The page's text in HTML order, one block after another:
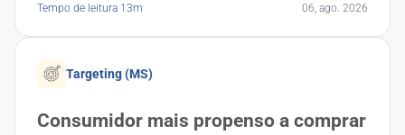
Tempo de leitura 13m 06, ago. 2026
Targeting (MS)
Consumidor mais propenso a comprar